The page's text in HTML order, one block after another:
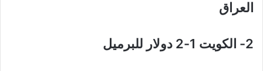
العراق
2- الكويت 1-2 دولار للبرميل